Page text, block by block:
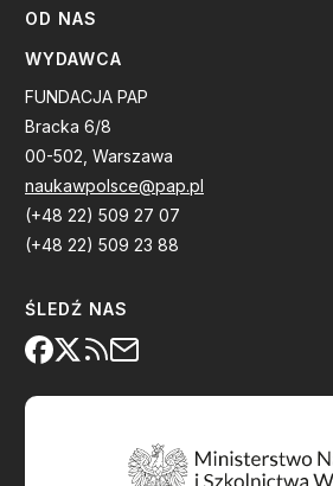
OD NAS
WYDAWCA
FUNDACJA PAP
Bracka 6/8
00-502, Warszawa
naukawpolsce@pap.pl
(+48 22) 509 27 07
(+48 22) 509 23 88
ŚLEDŹ NAS